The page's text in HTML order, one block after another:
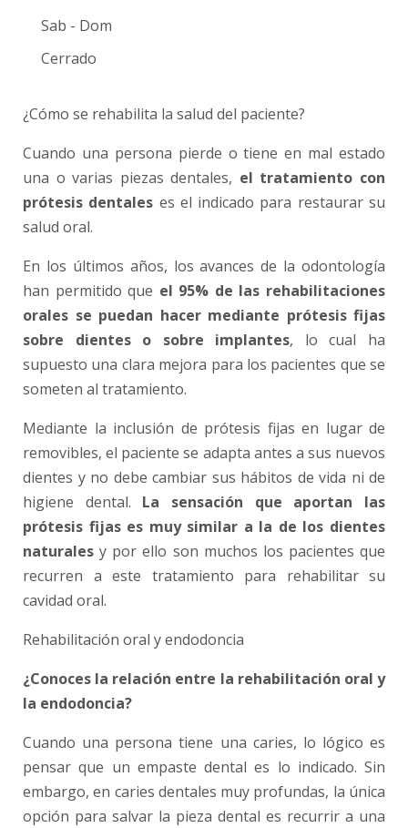
Sab - Dom
Cerrado
¿Cómo se rehabilita la salud del paciente?
Cuando una persona pierde o tiene en mal estado
una o varias piezas dentales, el tratamiento con
prótesis dentales es el indicado para restaurar su
salud oral.
En los últimos años, los avances de la odontología
han permitido que el 95% de las rehabilitaciones
orales se puedan hacer mediante prótesis fijas
sobre dientes o sobre implantes, lo cual ha
supuesto una clara mejora para los pacientes que se
someten al tratamiento.
Mediante la inclusión de prótesis fijas en lugar de
removibles, el paciente se adapta antes a sus nuevos
dientes y no debe cambiar sus hábitos de vida ni de
higiene dental. La sensación que aportan las
prótesis fijas es muy similar a la de los dientes
naturales y por ello son muchos los pacientes que
recurren a este tratamiento para rehabilitar su
cavidad oral.
Rehabilitación oral y endodoncia
¿Conoces la relación entre la rehabilitación oral y
la endodoncia?
Cuando una persona tiene una caries, lo lógico es
pensar que un empaste dental es lo indicado. Sin
embargo, en caries dentales muy profundas, la única
opción para salvar la pieza dental es recurrir a una